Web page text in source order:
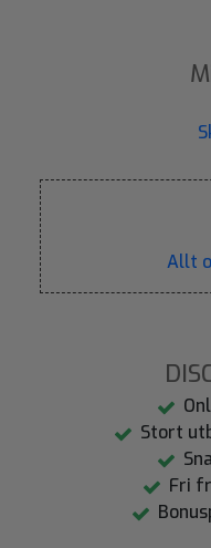
Allt
Stort
Fri